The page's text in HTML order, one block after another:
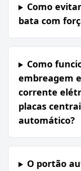
Como
bata com
Como
embreagem
corrente
placas
automático?
O portão